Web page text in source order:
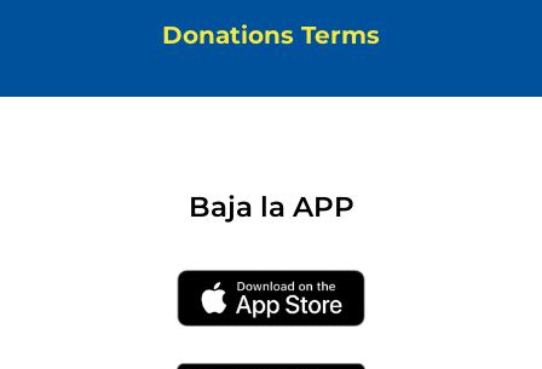
Donations Terms
Baja la APP